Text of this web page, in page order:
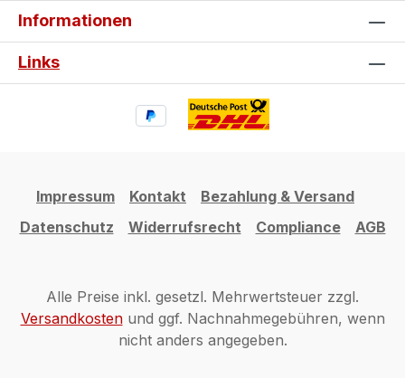
Informationen
Links
Impressum Kontakt
Bezahlung & Versand
Datenschutz
Widerrufsrecht Compliance AGB
Alle Preise inkl. gesetzl. Mehrwertsteuer zzgl.
Versandkostenund ggf. Nachnahmegebühren, wenn
nicht anders angegeben.